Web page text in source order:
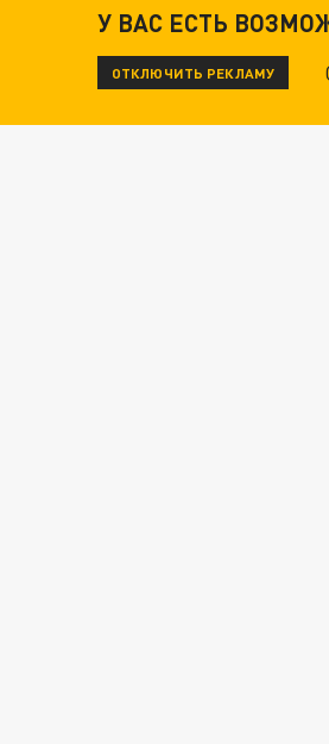
ВОТ ЭТО ТРИЛЛЕР!
У ВАС ЕСТЬ
ОТКЛЮЧИТЬ РЕКЛАМУ